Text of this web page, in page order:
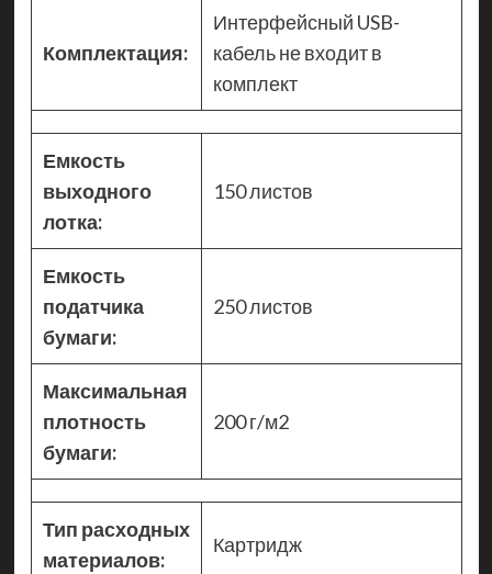
Комплектация:
Интерфейсный USB-
кабель не входит в
комплект
Емкость
выходного
лотка:
150 листов
Емкость
податчика
бумаги:
250 листов
Максимальная
плотность
бумаги:
200 г/м2
Тип расходных
материалов:
Картридж